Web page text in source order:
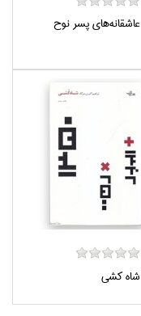
عاشقانه‌هاي پسر نوح
شاه‌ كشي